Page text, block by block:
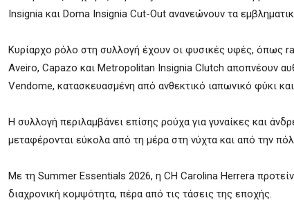
Insignia και Doma Insignia Cut-Out ανανεώνουν τα
Κυρίαρχο ρόλο στη συλλογή έχουν οι φυσικές υφές, όπως
Aveiro, Capazo και Metropolitan Insignia Clutch αποπνέουν
Vendome, κατασκευασμένη από ανθεκτικό ιαπωνικό φύκι
Η συλλογή περιλαμβάνει επίσης ρούχα για γυναίκες και
μεταφέρονται εύκολα από τη μέρα στη νύχτα και από την
Με τη Summer Essentials 2026, η CH Carolina Herrera
διαχρονική κομψότητα, πέρα από τις τάσεις της εποχής.